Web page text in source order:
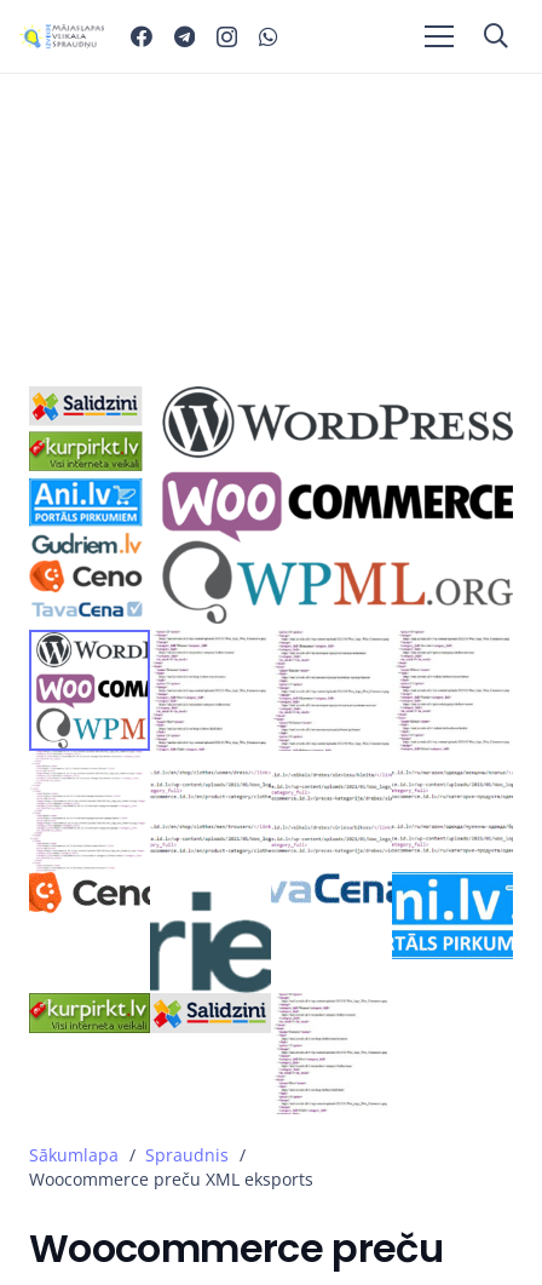
Sākumlapa / Spraudnis /
Woocommerce preču XML eksports
Woocommerce preču